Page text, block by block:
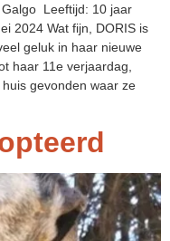
Leeftijd: 10 jaar
2024 Wat fijn, DORIS is
geluk in haar nieuwe
haar 11e verjaardag,
gevonden waar ze